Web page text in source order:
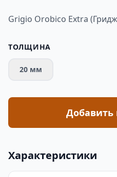
Grigio Orobico Extra
ТОЛЩИНА
20 мм
Добавить
Характеристики